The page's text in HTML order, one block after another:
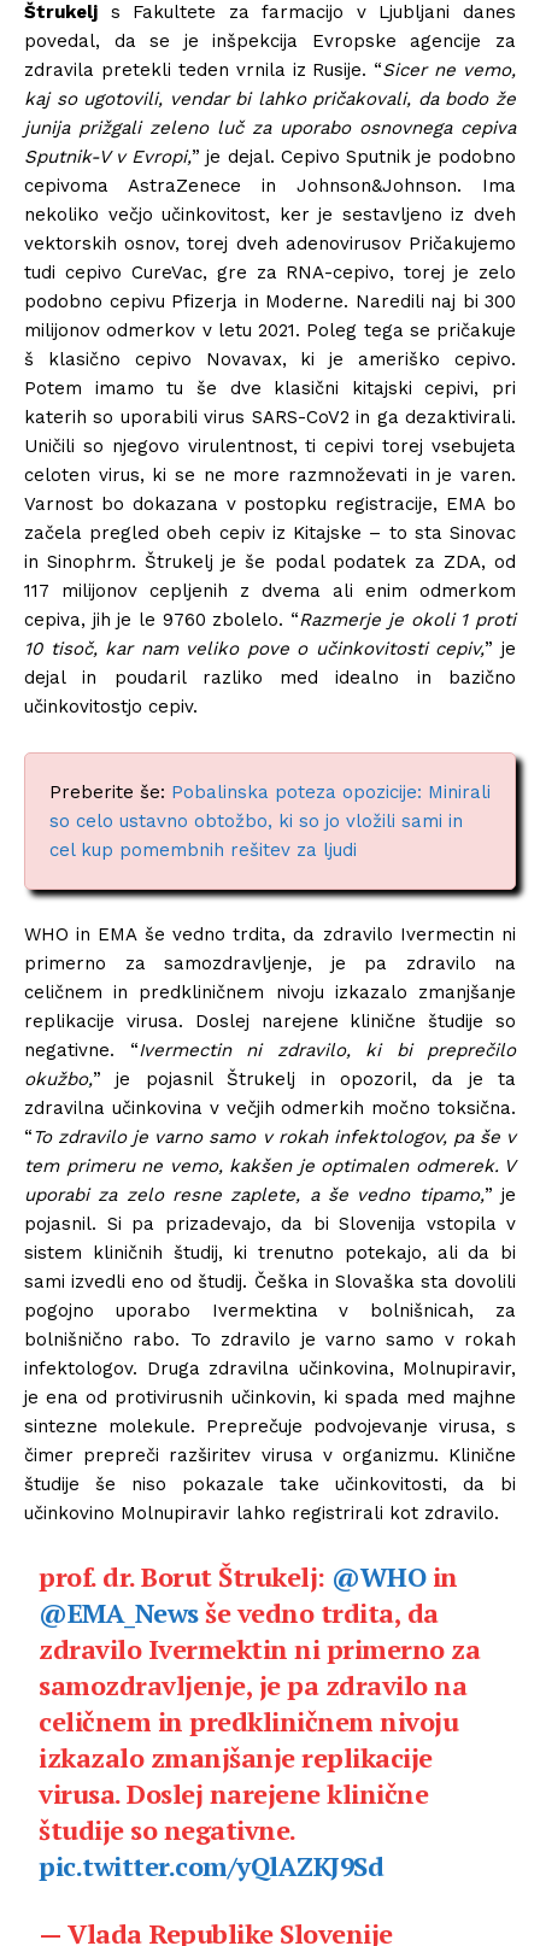
Štrukelj s Fakultete za farmacijo v Ljubljani danes
povedal, da se je inšpekcija Evropske agencije za
zdravila pretekli teden vrnila iz Rusije. “Sicer ne vemo,
kaj so ugotovili, vendar bi lahko pričakovali, da bodo že
junija prižgali zeleno luč za uporabo osnovnega cepiva
Sputnik-V v Evropi,” je dejal. Cepivo Sputnik je podobno
cepivoma AstraZenece in Johnson&Johnson. Ima
nekoliko večjo učinkovitost, ker je sestavljeno iz dveh
vektorskih osnov, torej dveh adenovirusov Pričakujemo
tudi cepivo CureVac, gre za RNA-cepivo, torej je zelo
podobno cepivu Pfizerja in Moderne. Naredili naj bi 300
milijonov odmerkov v letu 2021. Poleg tega se pričakuje
š klasično cepivo Novavax, ki je ameriško cepivo.
Potem imamo tu še dve klasični kitajski cepivi, pri
katerih so uporabili virus SARS-CoV2 in ga dezaktivirali.
Uničili so njegovo virulentnost, ti cepivi torej vsebujeta
celoten virus, ki se ne more razmnoževati in je varen.
Varnost bo dokazana v postopku registracije, EMA bo
začela pregled obeh cepiv iz Kitajske – to sta Sinovac
in Sinophrm. Štrukelj je še podal podatek za ZDA, od
117 milijonov cepljenih z dvema ali enim odmerkom
cepiva, jih je le 9760 zbolelo. “Razmerje je okoli 1 proti
10 tisoč, kar nam veliko pove o učinkovitosti cepiv,” je
dejal in poudaril razliko med idealno in bazično
učinkovitostjo cepiv.
Preberite še: Pobalinska poteza opozicije: Minirali
so celo ustavno obtožbo, ki so jo vložili sami in
cel kup pomembnih rešitev za ljudi
WHO in EMA še vedno trdita, da zdravilo Ivermectin ni
primerno za samozdravljenje, je pa zdravilo na
celičnem in predkliničnem nivoju izkazalo zmanjšanje
replikacije virusa. Doslej narejene klinične študije so
negativne. “Ivermectin ni zdravilo, ki bi preprečilo
okužbo,” je pojasnil Štrukelj in opozoril, da je ta
zdravilna učinkovina v večjih odmerkih močno toksična.
“To zdravilo je varno samo v rokah infektologov, pa še v
tem primeru ne vemo, kakšen je optimalen odmerek. V
uporabi za zelo resne zaplete, a še vedno tipamo,” je
pojasnil. Si pa prizadevajo, da bi Slovenija vstopila v
sistem kliničnih študij, ki trenutno potekajo, ali da bi
sami izvedli eno od študij. Češka in Slovaška sta dovolili
pogojno uporabo Ivermektina v bolnišnicah, za
bolnišnično rabo. To zdravilo je varno samo v rokah
infektologov. Druga zdravilna učinkovina, Molnupiravir,
je ena od protivirusnih učinkovin, ki spada med majhne
sintezne molekule. Preprečuje podvojevanje virusa, s
čimer prepreči razširitev virusa v organizmu. Klinične
študije še niso pokazale take učinkovitosti, da bi
učinkovino Molnupiravir lahko registrirali kot zdravilo.
prof. dr. Borut Štrukelj: @WHOin
@EMA_Newsše vedno trdita, da
zdravilo Ivermektin ni primerno za
samozdravljenje, je pa zdravilo na
celičnem in predkliničnem nivoju
izkazalo zmanjšanje replikacije
virusa. Doslej narejene klinične
študije so negativne.
pic.twitter.com/yQlAZKJ9Sd
— Vlada Republike Slovenije